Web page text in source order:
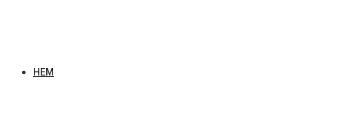
HEM